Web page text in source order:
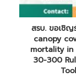
สรบ. ขอเชิ
canopy
mortality in
30-300